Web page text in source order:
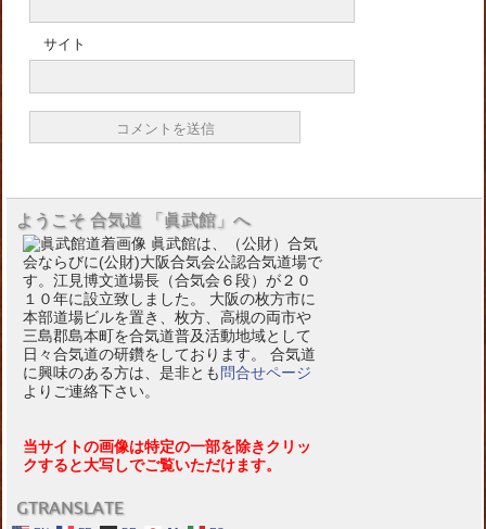
サイト
ようこそ 合気道 「眞武館」へ
眞武館は、（公財）合気
会ならびに(公財)大阪合気会公認合気道場で
す。江見博文道場長（合気会６段）が２０
１０年に設立致しました。 大阪の枚方市に
本部道場ビルを置き、枚方、高槻の両市や
三島郡島本町を合気道普及活動地域として
日々合気道の研鑽をしております。 合気道
に興味のある方は、是非とも 問合せページ
よりご連絡下さい。
当サイトの画像は特定の一部を除きクリッ
クすると大写しでご覧いただけます。
GTRANSLATE